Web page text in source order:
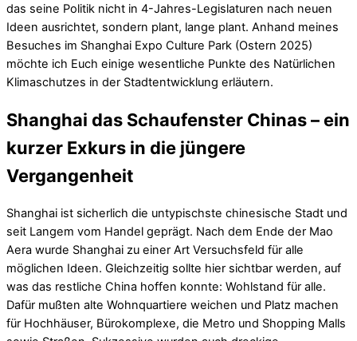
das seine Politik nicht in 4-Jahres-Legislaturen nach neuen
Ideen ausrichtet, sondern plant, lange plant. Anhand meines
Besuches im Shanghai Expo Culture Park (Ostern 2025)
möchte ich Euch einige wesentliche Punkte des Natürlichen
Klimaschutzes in der Stadtentwicklung erläutern.
Shanghai das Schaufenster Chinas – ein
kurzer Exkurs in die jüngere
Vergangenheit
Shanghai ist sicherlich die untypischste chinesische Stadt und
seit Langem vom Handel geprägt. Nach dem Ende der Mao
Aera wurde Shanghai zu einer Art Versuchsfeld für alle
möglichen Ideen. Gleichzeitig sollte hier sichtbar werden, auf
was das restliche China hoffen konnte: Wohlstand für alle.
Dafür mußten alte Wohnquartiere weichen und Platz machen
für Hochhäuser, Bürokomplexe, die Metro und Shopping Malls